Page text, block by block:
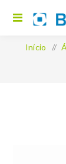
Início /